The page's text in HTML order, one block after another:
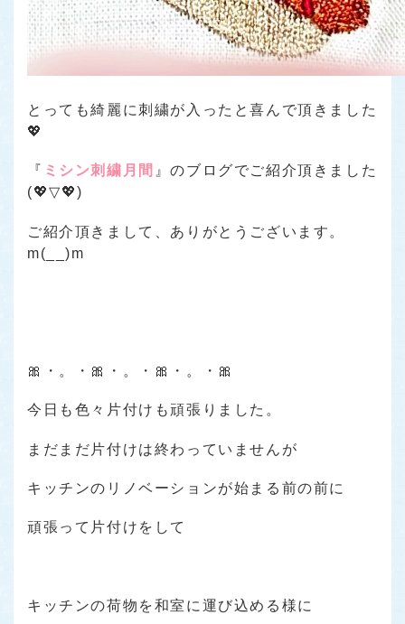
とっても綺麗に刺繍が入ったと喜んで頂きました
💖
『 ミシン刺繍月間 』のブログでご紹介頂きました
(💖▽💖)
ご紹介頂きまして、ありがとうございます。
m(__)m
🎀・。・🎀・。・🎀・。・🎀
今日も色々片付けも頑張りました。
まだまだ片付けは終わっていませんが
キッチンのリノベーションが始まる前の前に
頑張って片付けをして
キッチンの荷物を和室に運び込める様に